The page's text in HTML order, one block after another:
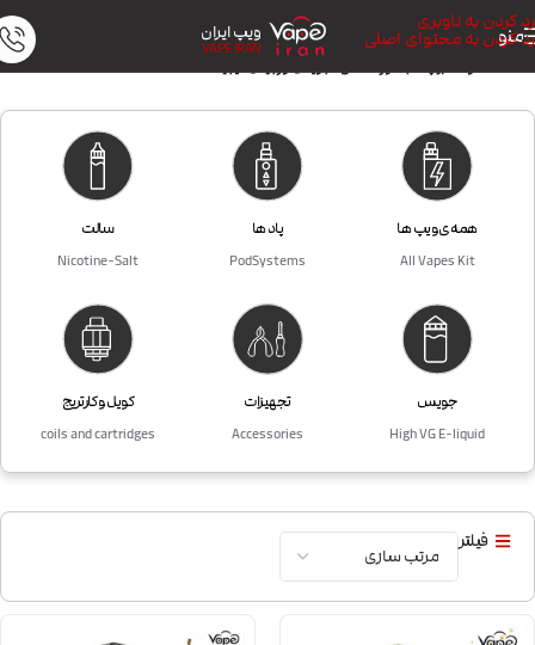
رد کردن به ناوبری
رد کردن به محتوای اصلی
منو ویپ ایران
VAPE IRAN
همه ی ویپ ها
All Vapes Kit
پاد ها
PodSystems
سالت
Nicotine-Salt
جویس
High VG E-liquid
تجهیزات
Accessories
کویل و کارتریج
coils and cartridges
فیلتر